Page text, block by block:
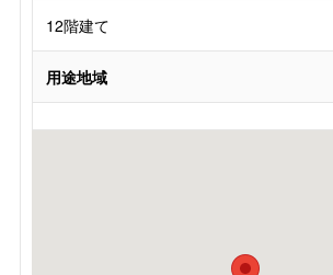
12階建て
用途地域